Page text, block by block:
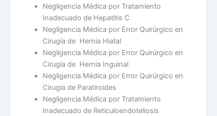
Negligencia Médica por Tratamiento
Inadecuado de Hepatitis C
Negligencia Médica por Error Quirúrgico en
Cirugía de Hernia Hiatal
Negligencia Médica por Error Quirúrgico en
Cirugía de Hernia Inguinal
Negligencia Médica por Error Quirúrgico en
Cirugía de Paratiroides
Negligencia Médica por Tratamiento
Inadecuado de Reticuloendoteliosis